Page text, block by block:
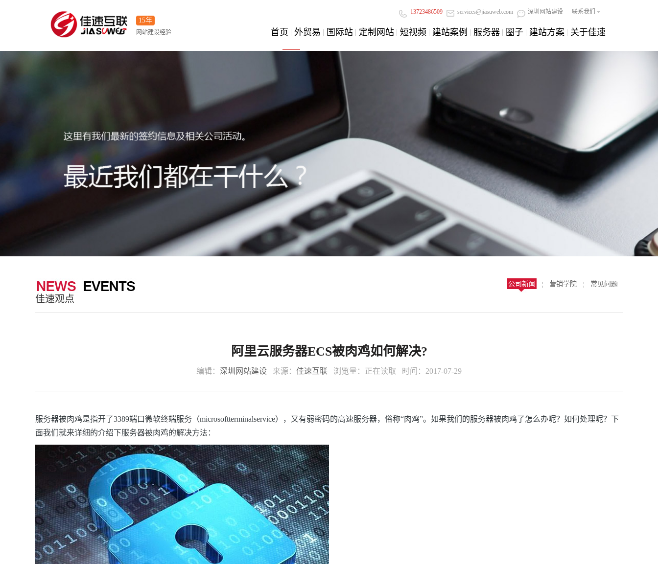
15年
网站建设经验
13723486509 services@jiasuweb.com 深圳网站建设 联系我们
首页 外贸易 国际站 定制网站 短视频 建站案例 服务器 圈子 建站方案 关于佳速
佳速观点
公司新闻 ¦ 营销学院 ¦ 常见问题
阿里云服务器ECS被肉鸡如何解决?
编辑： 深圳网站建设 来源： 佳速互联 浏览量： 正在读取 时间：2017-07-29
服务器被肉鸡是指开了3389端口微软终端服务（microsoftterminalservice），又有弱密码的高速服务器，俗称“肉鸡”。如果我们的服务器被肉鸡了怎么办呢？如何处理呢？下
面我们就来详细的介绍下服务器被肉鸡的解决方法：